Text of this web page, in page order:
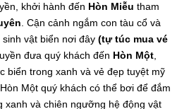
khởi hành đến Hòn Miễu tham
. Cận cảnh ngắm con tàu cổ và
vật biển nơi đây (tự túc mua vé
đưa quý khách đến Hòn Một
biển trong xanh và vẻ đẹp tuyệt mỹ
Một quý khách có thể bơi để đắm
xanh và chiên ngưỡng hệ động vật